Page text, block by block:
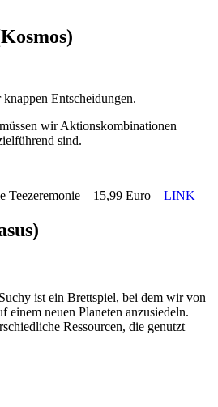
Entscheidungen.
wir Aktionskombinationen
sind.
Teezeremonie – 15,99 Euro – LINK
ist ein Brettspiel, bei dem wir von
einem neuen Planeten anzusiedeln.
Ressourcen, die genutzt